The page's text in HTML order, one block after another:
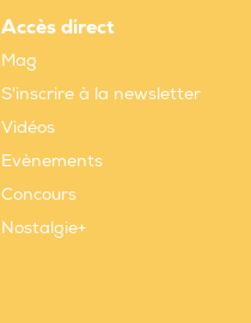
Accès direct
Mag
S'inscrire à la newsletter
Vidéos
Evènements
Concours
Nostalgie+